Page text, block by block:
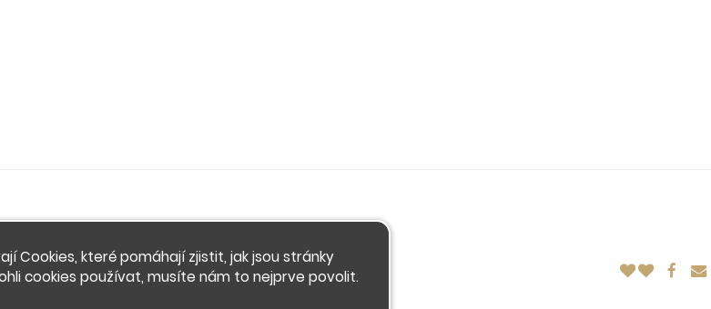
Cookies, které pomáhají zjistit, jak jsou stránky
cookies používat, musíte nám to nejprve povolit.